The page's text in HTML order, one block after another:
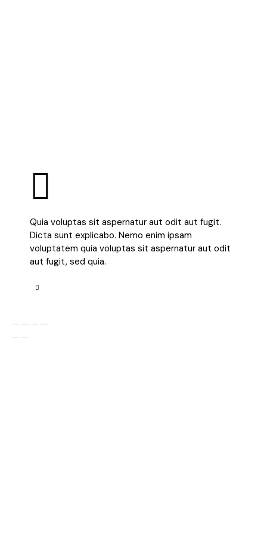
Quia voluptas sit aspernatur aut odit aut fugit.
Dicta sunt explicabo. Nemo enim ipsam
voluptatem quia voluptas sit aspernatur aut odit
aut fugit, sed quia.